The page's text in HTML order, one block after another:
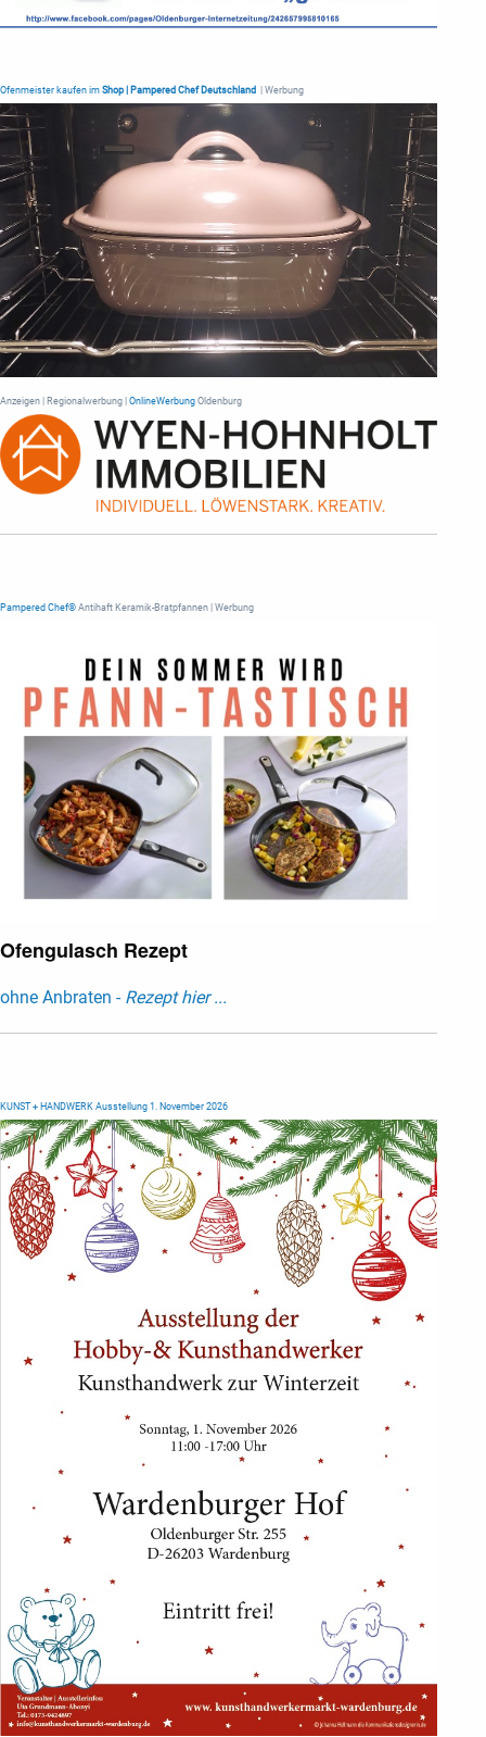
Ofenmeister kaufen im Shop | Pampered Chef Deutschland | Werbung
Anzeigen | Regionalwerbung | OnlineWerbung Oldenburg
Pampered Chef® Antihaft Keramik-Bratpfannen | Werbung
Ofengulasch Rezept
ohne Anbraten - Rezept hier ...
KUNST + HANDWERK Ausstellung 1. November 2026